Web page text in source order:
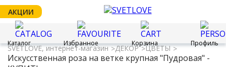
АКЦИИ
Каталог Избранное Корзина Профиль
SVETLOVE, интернет-магазин ДЕКОР ЦВЕТЫ
Искусственная роза на ветке крупная "Пудровая" -